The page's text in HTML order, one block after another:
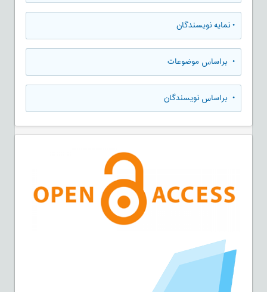
•نمایه نویسندگان
• براساس موضوعات
• براساس نویسندگان